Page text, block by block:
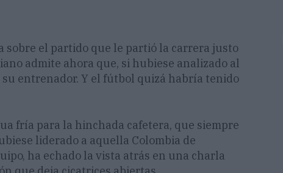
sobre el partido que le partió la carrera justo
admite ahora que, si hubiese analizado al
entrenador. Y el fútbol quizá habría tenido
fría para la hinchada cafetera, que siempre
liderado a aquella Colombia de
ha echado la vista atrás en una charla